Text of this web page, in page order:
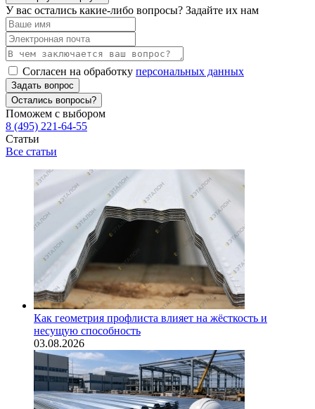
У вас остались какие-либо вопросы? Задайте их нам
Согласен на обработку персональных данных
Задать вопрос
Остались вопросы?
Поможем с выбором
8 (495) 221-64-55
Статьи
Все статьи
Как геометрия профлиста влияет на жёсткость и
несущую способность
03.08.2026